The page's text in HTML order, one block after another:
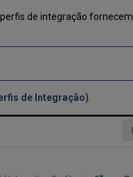
Recriar
Configurar
E-
mails
Permitidos
de integração fornecem
de Integração).